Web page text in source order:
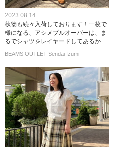
2023.08.14
秋物も続々入荷しております！一枚で
様になる、アシメプルオーバーは、ま
るでシャツをレイヤードしてあるか...
BEAMS OUTLET Sendai Izumi